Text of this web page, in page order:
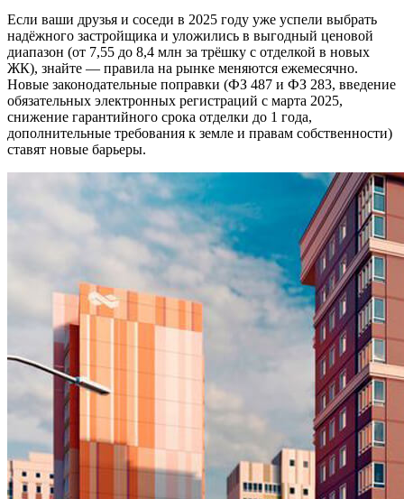
Если ваши друзья и соседи в 2025 году уже успели выбрать
надёжного застройщика и уложились в выгодный ценовой
диапазон (от 7,55 до 8,4 млн за трёшку с отделкой в новых
ЖК), знайте — правила на рынке меняются ежемесячно.
Новые законодательные поправки (ФЗ 487 и ФЗ 283, введение
обязательных электронных регистраций с марта 2025,
снижение гарантийного срока отделки до 1 года,
дополнительные требования к земле и правам собственности)
ставят новые барьеры.